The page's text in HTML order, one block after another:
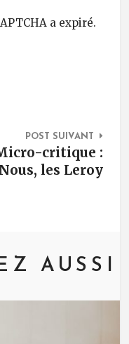
a expiré.
POST SUIVANT
critique :
Nous, les Leroy
AUSSI